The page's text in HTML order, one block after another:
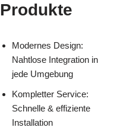
Produkte
Modernes Design:
Nahtlose Integration in
jede Umgebung
Kompletter Service:
Schnelle & effiziente
Installation